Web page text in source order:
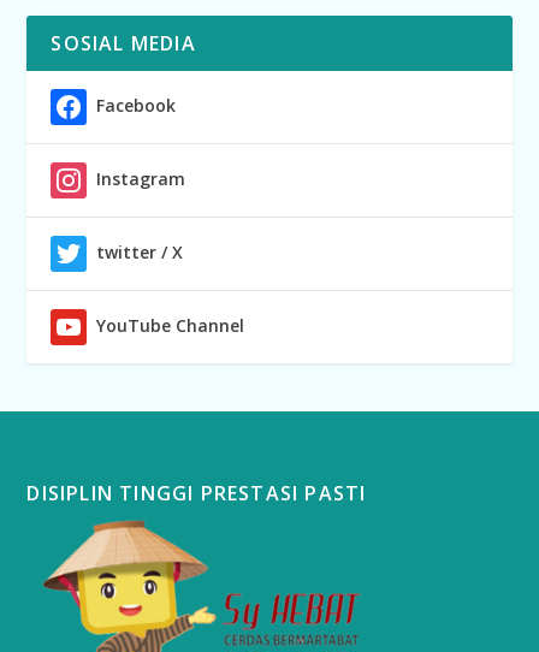
SOSIAL MEDIA
Facebook
Instagram
twitter / X
YouTube Channel
DISIPLIN TINGGI PRESTASI PASTI